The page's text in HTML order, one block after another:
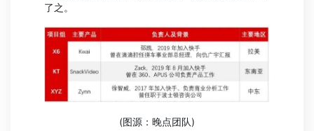
了之。
(图源：晚点团队)